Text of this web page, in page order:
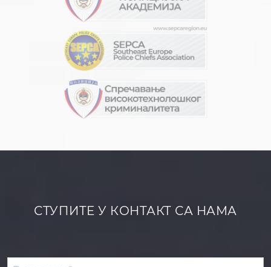
СТУПИТЕ У КОНТАКТ СА НАМА